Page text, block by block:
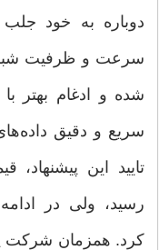
دوباره به خود جلب
سرعت و ظرفیت
شده و ادغام بهتر
سریع و دقیق
کرد. همزمان شرکت